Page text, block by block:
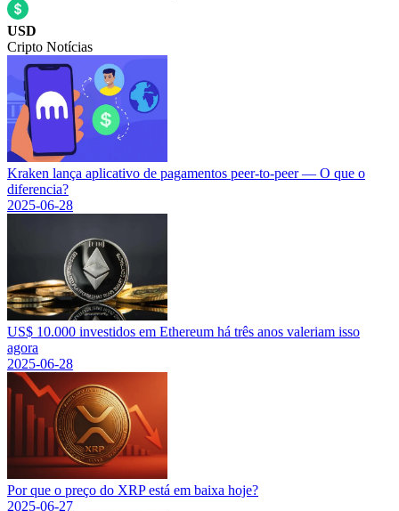
USD
Cripto Notícias
Kraken lança aplicativo de pagamentos peer-to-peer — O que o
diferencia?
2025-06-28
US$ 10.000 investidos em Ethereum há três anos valeriam isso
agora
2025-06-28
Por que o preço do XRP está em baixa hoje?
2025-06-27